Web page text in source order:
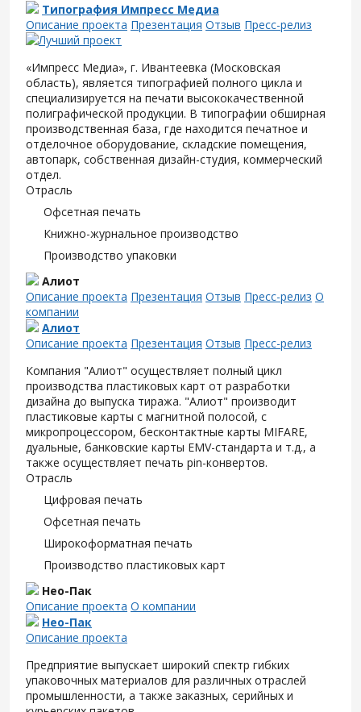
Типография Импресс Медиа
Описание проекта Презентация Отзыв Пресс-релиз
«Импресс Медиа», г. Ивантеевка (Московская
область), является типографией полного цикла и
специализируется на печати высококачественной
полиграфической продукции. В типографии обширная
производственная база, где находится печатное и
отделочное оборудование, складские помещения,
автопарк, собственная дизайн-студия, коммерческий
отдел.
Отрасль
Офсетная печать
Книжно-журнальное производство
Производство упаковки
Алиот
Описание проекта Презентация Отзыв Пресс-релиз О
компании
Алиот
Описание проекта Презентация Отзыв Пресс-релиз
Компания "Алиот" осуществляет полный цикл
производства пластиковых карт от разработки
дизайна до выпуска тиража. "Алиот" производит
пластиковые карты с магнитной полосой, с
микропроцессором, бесконтактные карты MIFARE,
дуальные, банковские карты EMV-стандарта и т.д., а
также осуществляет печать pin-конвертов.
Отрасль
Цифровая печать
Офсетная печать
Широкоформатная печать
Производство пластиковых карт
Нео-Пак
Описание проекта О компании
Нео-Пак
Описание проекта
Предприятие выпускает широкий спектр гибких
упаковочных материалов для различных отраслей
промышленности, а также заказных, серийных и